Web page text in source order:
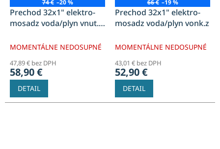
74 € –20 %
Prechod 32x1" elektro-
mosadz voda/plyn vnut.z
MOMENTÁLNE NEDOSUPNÉ
47,89 € bez DPH
58,90 €
DETAIL
66 € –19 %
Prechod 32x1" elektro-
mosadz voda/plyn vonk.z
MOMENTÁLNE NEDOSUPNÉ
43,01 € bez DPH
52,90 €
DETAIL